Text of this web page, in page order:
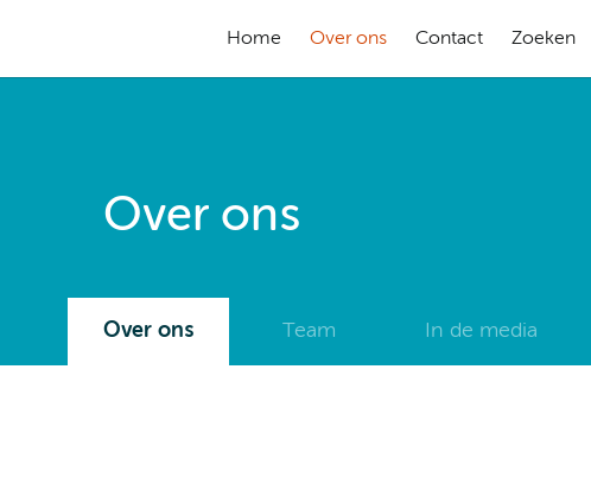
Home Over ons Contact Zoeken
Over ons
Over ons Team In de media